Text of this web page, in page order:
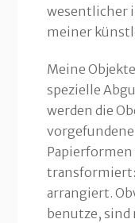
wesentlicher
meiner
Meine
spezielle
werden die
arrangiert.
benutze, sind